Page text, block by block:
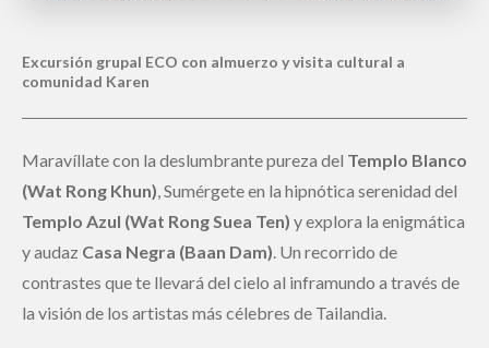
Excursión grupal ECO con almuerzo y visita cultural a
comunidad Karen
Maravíllate con la deslumbrante pureza del Templo Blanco
(Wat Rong Khun), Sumérgete en la hipnótica serenidad del
Templo Azul (Wat Rong Suea Ten) y explora la enigmática
y audaz Casa Negra (Baan Dam). Un recorrido de
contrastes que te llevará del cielo al inframundo a través de
la visión de los artistas más célebres de Tailandia.